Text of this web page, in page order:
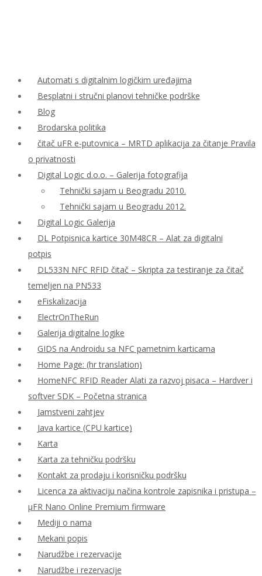
Automati s digitalnim logičkim uređajima
Besplatni i stručni planovi tehničke podrške
Blog
Brodarska politika
čitač uFR e-putovnica – MRTD aplikacija za čitanje Pravila
o privatnosti
Digital Logic d.o.o. – Galerija fotografija
Tehnički sajam u Beogradu 2010.
Tehnički sajam u Beogradu 2012.
Digital Logic Galerija
DL Potpisnica kartice 30M48CR – Alat za digitalni
potpis
DL533N NFC RFID čitač – Skripta za testiranje za čitač
temeljen na PN533
eFiskalizacija
ElectrOnTheRun
Galerija digitalne logike
GIDS na Androidu sa NFC pametnim karticama
Home Page: (hr translation)
HomeNFC RFID Reader Alati za razvoj pisaca – Hardver i
softver SDK – Početna stranica
Jamstveni zahtjev
Java kartice (CPU kartice)
Karta
Karta za tehničku podršku
Kontakt za prodaju i korisničku podršku
Licenca za aktivaciju načina kontrole zapisnika i pristupa –
μFR Nano Online Premium firmware
Mediji o nama
Mekani popis
Narudžbe i rezervacije
Narudžbe i rezervacije